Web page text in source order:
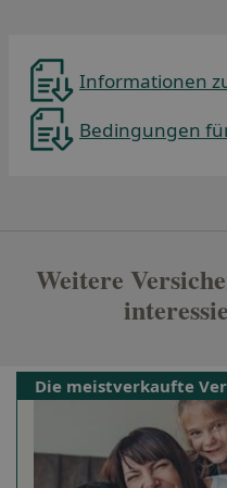
Informationen
Bedingungen
Weitere
Die meistverkaufte